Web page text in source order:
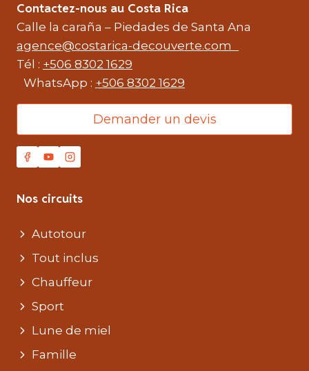
Contactez-nous au Costa Rica
Calle la caraña – Piedades de Santa Ana
agence@costarica-decouverte.com
Tél : +506 8302 1629
WhatsApp : +506 8302 1629
Demander un devis
Nos circuits
Autotour
Tout inclus
Chauffeur
Sport
Lune de miel
Famille